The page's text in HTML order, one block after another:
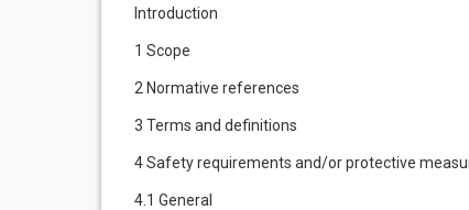
Introduction
1 Scope
2 Normative references
3 Terms and definitions
4 Safety requirements and/or protective
4.1 General